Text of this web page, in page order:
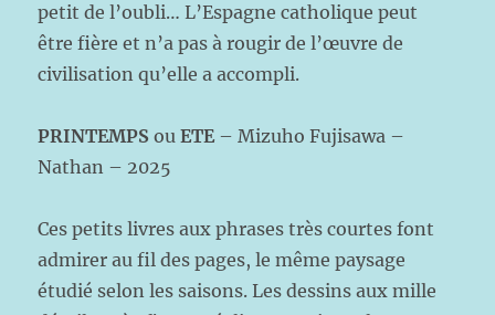
petit de l’oubli… L’Espagne catholique peut
être fière et n’a pas à rougir de l’œuvre de
civilisation qu’elle a accompli.
PRINTEMPS ouETE– Mizuho Fujisawa –
Nathan – 2025
Ces petits livres aux phrases très courtes font
admirer au fil des pages, le même paysage
étudié selon les saisons. Les dessins aux mille